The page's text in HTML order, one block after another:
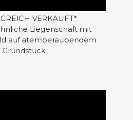
VERKAUFT*
Liegenschaft mit
auf atemberaubendem
Grundstück